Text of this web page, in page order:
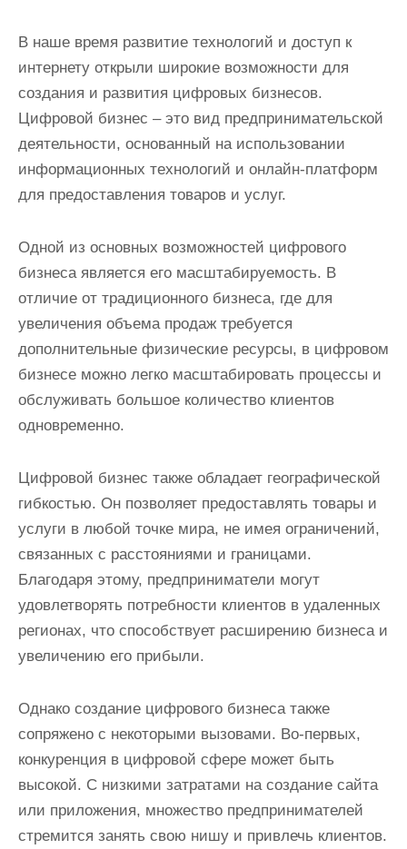
В наше время развитие технологий и доступ к
интернету открыли широкие возможности для
создания и развития цифровых бизнесов.
Цифровой бизнес – это вид предпринимательской
деятельности, основанный на использовании
информационных технологий и онлайн-платформ
для предоставления товаров и услуг.
Одной из основных возможностей цифрового
бизнеса является его масштабируемость. В
отличие от традиционного бизнеса, где для
увеличения объема продаж требуется
дополнительные физические ресурсы, в цифровом
бизнесе можно легко масштабировать процессы и
обслуживать большое количество клиентов
одновременно.
Цифровой бизнес также обладает географической
гибкостью. Он позволяет предоставлять товары и
услуги в любой точке мира, не имея ограничений,
связанных с расстояниями и границами.
Благодаря этому, предприниматели могут
удовлетворять потребности клиентов в удаленных
регионах, что способствует расширению бизнеса и
увеличению его прибыли.
Однако создание цифрового бизнеса также
сопряжено с некоторыми вызовами. Во-первых,
конкуренция в цифровой сфере может быть
высокой. С низкими затратами на создание сайта
или приложения, множество предпринимателей
стремится занять свою нишу и привлечь клиентов.